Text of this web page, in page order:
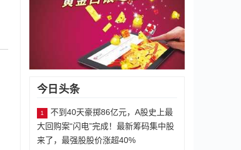
今日头条
1
不到40天豪掷86亿元，A股史上最
大回购案“闪电”完成！最新筹码集中股
来了，最强股股价涨超40%